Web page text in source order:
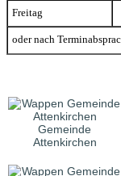
Freitag
oder nach
Gemeinde
Attenkirchen